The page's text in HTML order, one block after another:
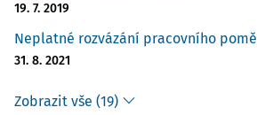
19. 7. 2019
Neplatné rozvázání pracovního
31. 8. 2021
Zobrazit vše (19)